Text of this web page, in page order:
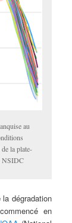
au
la plate-
NSIDC
dégradation
en